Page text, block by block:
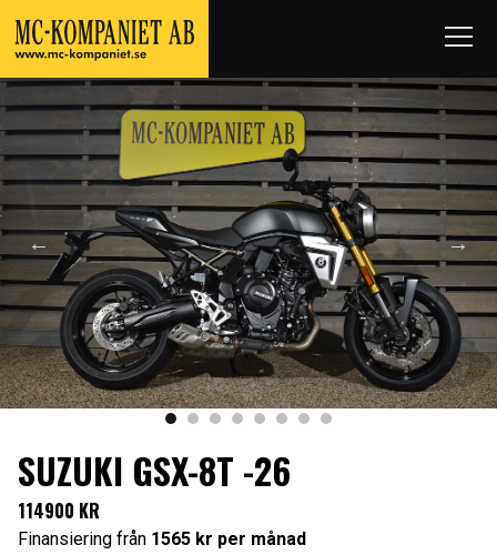
SUZUKI GSX-8T -26
114900 KR
Finansiering från 1565 kr per månad